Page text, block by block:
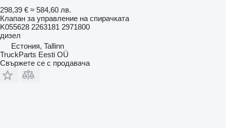
298,39 € ≈ 584,60 лв.
Клапан за управление на спирачката
K055628 2263181 2971800
дизел
Естония, Tallinn
TruckParts Eesti OÜ
Свържете се с продавача